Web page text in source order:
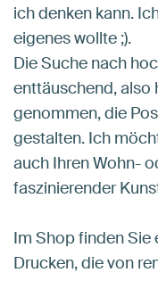
ich denken kann.
eigenes wollte ;).
Die Suche nach
enttäuschend, also
genommen, die
gestalten. Ich
auch Ihren Wohn-
faszinierender
Im Shop finden
Drucken, die von